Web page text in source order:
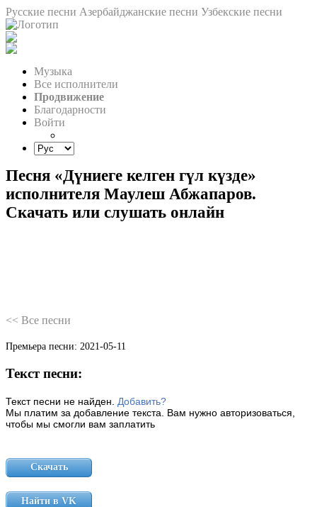
Русские песни Азербайджанские песни Узбекские песни
Музыка
Все исполнители
Продвижение
Благодарности
Войти
Песня «Дүниеге келген гүл күзде»
исполнителя Маулеш Абжапаров.
Скачать или слушать онлайн
<< Все песни
Премьера песни: 2021-05-11
Текст песни:
Текст песни не найден. Добавить?
Мы платим за добавление текста. Вам нужно авторизоваться,
чтобы мы смогли вам заплатить
Скачать
Найти в VK